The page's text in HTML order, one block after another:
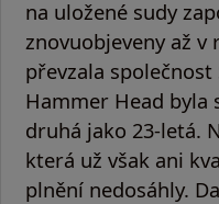
na uložené sudy
znovuobjeveny až v
převzala
Hammer Head byla
druhá jako 23-letá.
která už však ani
plnění nedosáhly.